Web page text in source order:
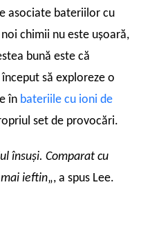
asociate bateriilor cu
chimii nu este ușoară,
bună este că
să exploreze o
în bateriile cu ioni de
set de provocări.
însuși. Comparat cu
ieftin„, a spus Lee.